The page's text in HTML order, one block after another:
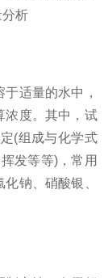
析
适量的水中，
浓度。其中，试
(组成与化学式
发等等)，常用
钠、硝酸银、